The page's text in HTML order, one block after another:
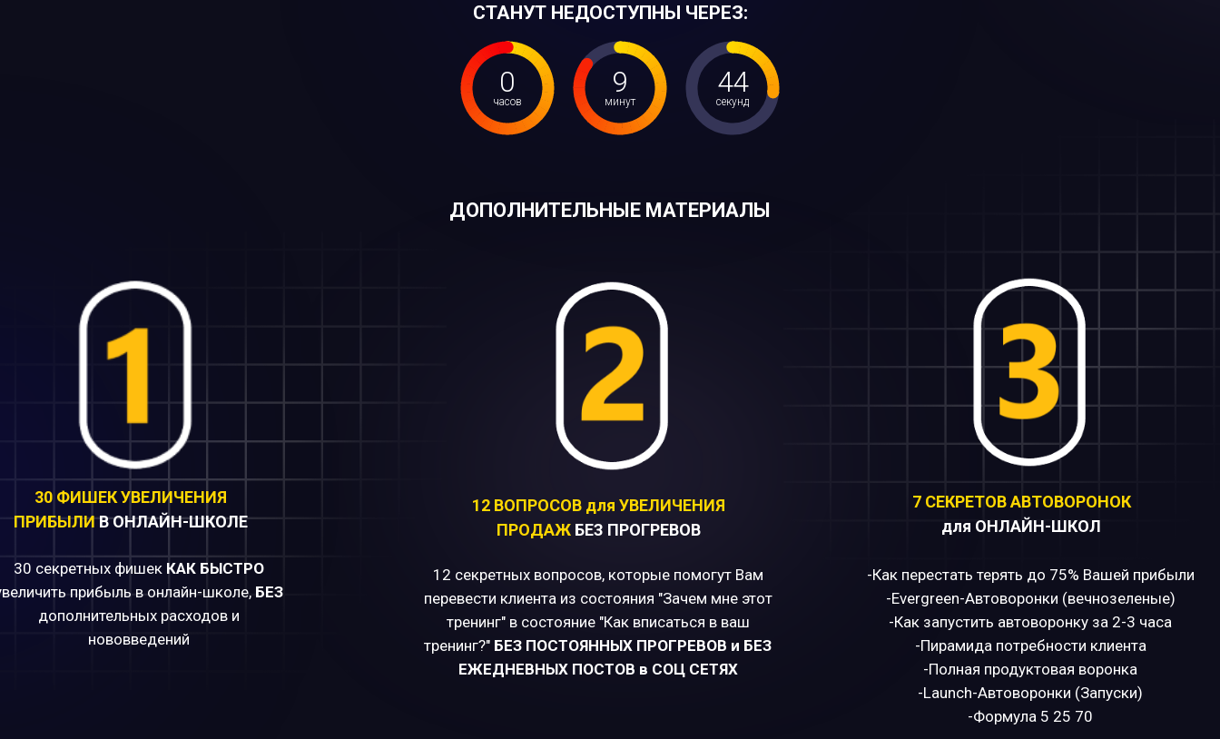
0
часов
9
минут
42
секунд
СТАНУТ НЕДОСТУПНЫ ЧЕРЕЗ:
ДОПОЛНИТЕЛЬНЫЕ МАТЕРИАЛЫ
30 ФИШЕК УВЕЛИЧЕНИЯ
ПРИБЫЛИВ ОНЛАЙН-ШКОЛЕ
30 секретных фишек КАК БЫСТРО
прибыль в онлайн-школе, БЕЗ
дополнительных расходов и
нововведений
12 секретных вопросов, которые помогут Вам
перевести клиента из состояния "Зачем мне этот
тренинг" в состояние "Как вписаться в ваш
тренинг?" БЕЗ ПОСТОЯННЫХ ПРОГРЕВОВ и БЕЗ
ЕЖЕДНЕВНЫХ ПОСТОВ в СОЦ СЕТЯХ
7 СЕКРЕТОВ АВТОВОРОНОК
для ОНЛАЙН-ШКОЛ
-Как перестать терять до 75% Вашей прибыли
-Evergreen-Автоворонки (вечнозеленые)
-Как запустить автоворонку за 2-3 часа
-Пирамида потребности клиента
-Полная продуктовая воронка
-Launch-Автоворонки (Запуски)
-Формула 5 25 70
12 ВОПРОСОВ для УВЕЛИЧЕНИЯ
ПРОДАЖ БЕЗ ПРОГРЕВОВ